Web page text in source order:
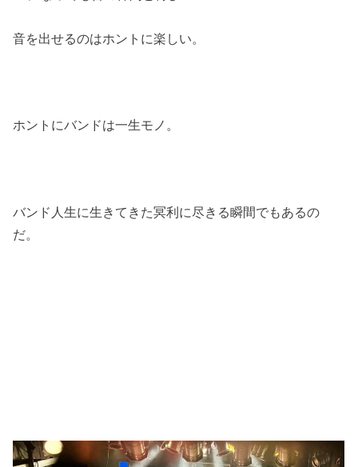
音を出せるのはホントに楽しい。
ホントにバンドは一生モノ。
バンド人生に生きてきた冥利に尽きる瞬間でもあるの
だ。